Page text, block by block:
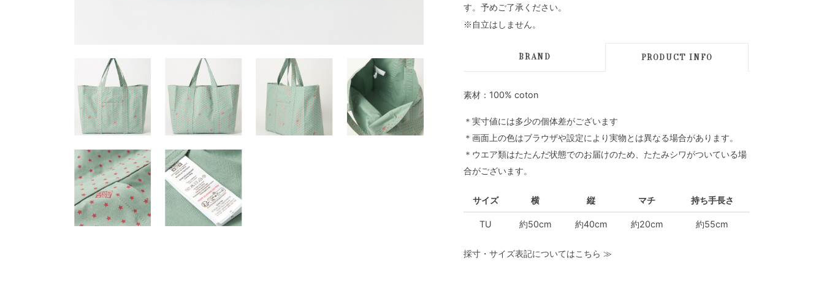
す。予めご了承ください。
※自立はしません。
BRAND PRODUCT INFO
素材：100% coton
＊実寸値には多少の個体差がございます
＊画面上の色はブラウザや設定により実物とは異なる場合があります。
＊ウエア類はたたんだ状態でのお届けのため、たたみシワがついている場
合がございます。
サイズ 横 縦 マチ 持ち手長さ
TU 約50cm 約40cm 約20cm 約55cm
採寸・サイズ表記についてはこちら ≫